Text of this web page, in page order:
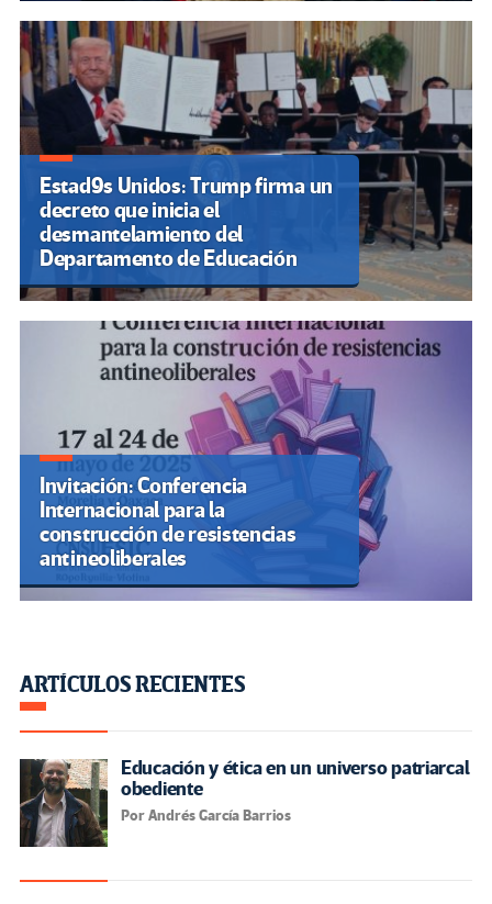
Estad9s Unidos: Trump firma un
decreto que inicia el
desmantelamiento del
Departamento de Educación
Invitación: Conferencia
Internacional para la
construcción de resistencias
antineoliberales
ARTÍCULOS RECIENTES
Educación y ética en un universo patriarcal
obediente
Por Andrés García Barrios